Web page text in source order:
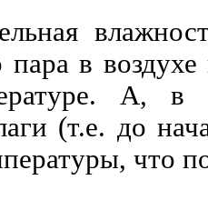
пара в
А, в
(т.е. до
что